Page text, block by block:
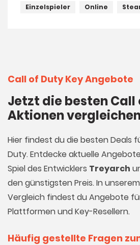
Einzelspieler
Online
Call of Duty Key Angebote
Jetzt die besten Call
Aktionen
Hier findest du die besten Deals
Duty. Entdecke aktuelle
Spiel des Entwicklers Treyarch
den günstigsten Preis. In unserem
Vergleich findest du Angebote
Plattformen und Key-Resellern.
Häufig gestellte Fragen